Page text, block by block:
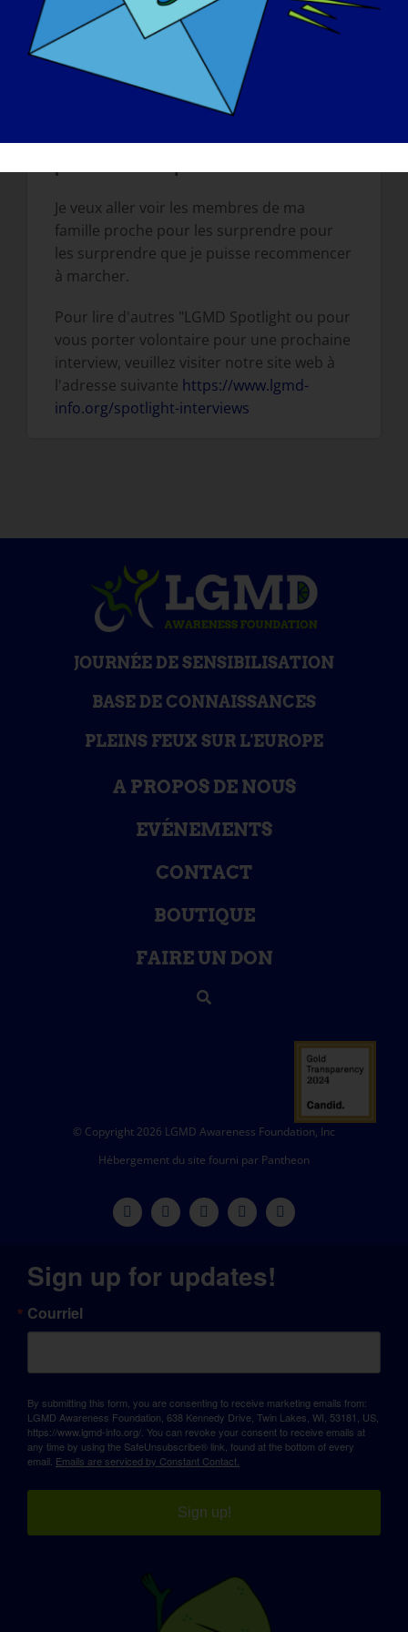
N'hésitez pas à poser des questions sur
nous.
Si votre LGMD pouvait être "guérie"
demain, quelle serait la première chose
que vous souhaiteriez faire ? serait la
Je veux aller voir les membres de ma
famille proche pour les surprendre pour
les surprendre que je puisse recommencer
à marcher.
Pour lire d'autres "LGMD Spotlight ou pour
vous porter volontaire pour une prochaine
interview, veuillez visiter notre site web à
l'adresse suivante https://www.lgmd-
info.org/spotlight-interviews
JOURNÉE DE SENSIBILISATION
BASE DE CONNAISSANCES
PLEINS FEUX SUR L'EUROPE
A PROPOS DE NOUS
EVÉNEMENTS
CONTACT
BOUTIQUE
FAIRE UN DON
© Copyright 2026 LGMD Awareness Foundation, Inc
Hébergement du site fourni par Pantheon
Sign up for updates!
Courriel
By submitting this form, you are consenting to receive marketing emails from:
LGMD Awareness Foundation, 638 Kennedy Drive, Twin Lakes, WI, 53181, US,
https://www.lgmd-info.org/. You can revoke your consent to receive emails at
any time by using the SafeUnsubscribe® link, found at the bottom of every
email. Emails are serviced by Constant Contact.
Sign up!